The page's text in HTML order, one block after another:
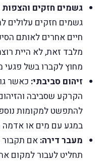
גשמים חזקים
גשמים חזקים עלולים
חיים אחרים לאותם
מלבד זאת, לא היית
מחוץ לקברו בשל פגעי
זיהום סביבתי: כאשר
הקרקע שסביבה
להתפשט למקומות
במגע עם מים או אדמה
מעבר דירה: אם תקבור
תחליט לעבור למקום